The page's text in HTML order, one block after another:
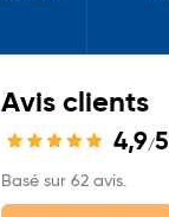
Avis clients
4,9/5
Basé sur 62 avis.